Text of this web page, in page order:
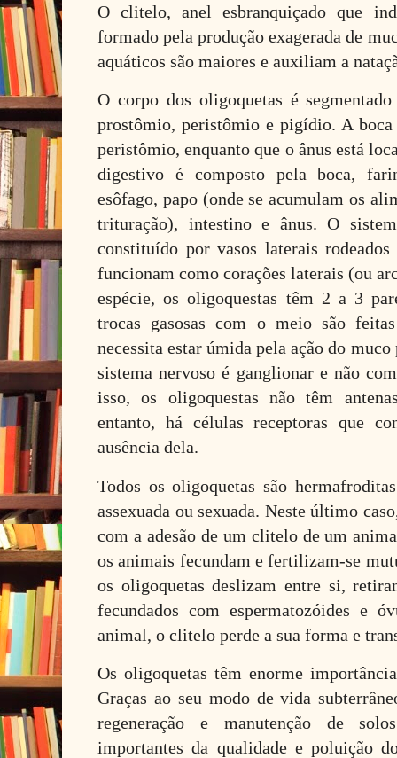
O clitelo, anel esbranquiçado que
formado pela produção exagerada de
aquáticos são maiores e auxiliam a
O corpo dos oligoquetas é
prostômio, peristômio e pigídio. A boca
peristômio, enquanto que o ânus está
digestivo é composto pela boca,
esôfago, papo (onde se acumulam os
trituração), intestino e ânus. O
constituído por vasos laterais
funcionam como corações laterais (ou
espécie, os oligoquestas têm 2 a 3
trocas gasosas com o meio são
necessita estar úmida pela ação do
sistema nervoso é ganglionar e não
isso, os oligoquestas não têm
entanto, há células receptoras que
ausência dela.
Todos os oligoquetas são
assexuada ou sexuada. Neste último
com a adesão de um clitelo de um
os animais fecundam e fertilizam-se
os oligoquetas deslizam entre si,
fecundados com espermatozóides e
animal, o clitelo perde a sua forma e
Os oligoquetas têm enorme
Graças ao seu modo de vida
regeneração e manutenção de
importantes da qualidade e poluição